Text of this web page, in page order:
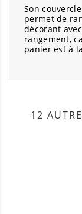
Son
permet de
décorant
rangement,
panier est à
12